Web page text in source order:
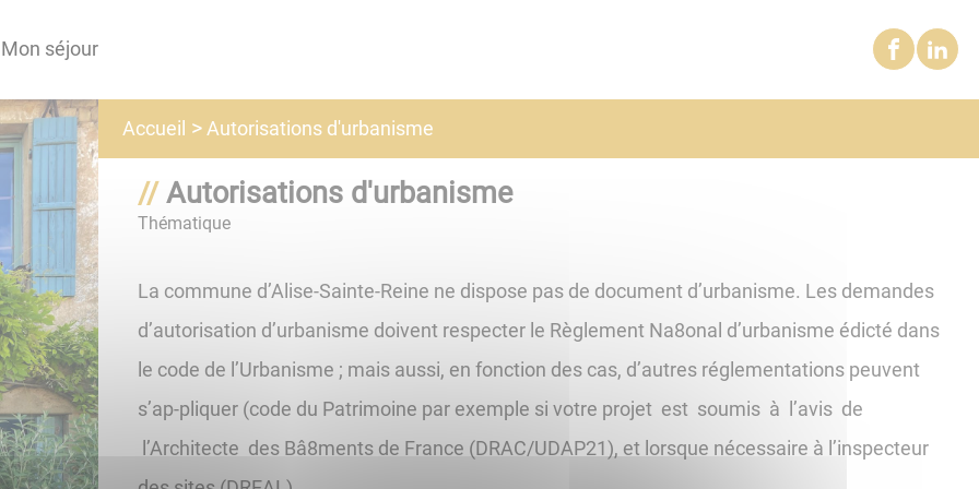
Mon séjour
Accueil Autorisations d'urbanisme
Autorisations d'urbanisme
Thématique
La commune d’Alise-Sainte-Reine ne dispose pas de document d’urbanisme. Les demandes
d’autorisation d’urbanisme doivent respecter le Règlement Na8onal d’urbanisme édicté dans
le code de l’Urbanisme ; mais aussi, en fonction des cas, d’autres réglementations peuvent
s’ap-pliquer (code du Patrimoine par exemple si votre projet est soumis à l’avis de
l’Architecte des Bâ8ments de France (DRAC/UDAP21), et lorsque nécessaire à l’inspecteur